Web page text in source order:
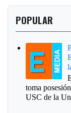
POPULAR
toma
USC de la